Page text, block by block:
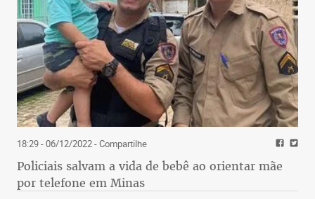
18:29 - 06/12/2022- Compartilhe
Policiais salvam a vida de bebê ao orientar mãe
por telefone em Minas